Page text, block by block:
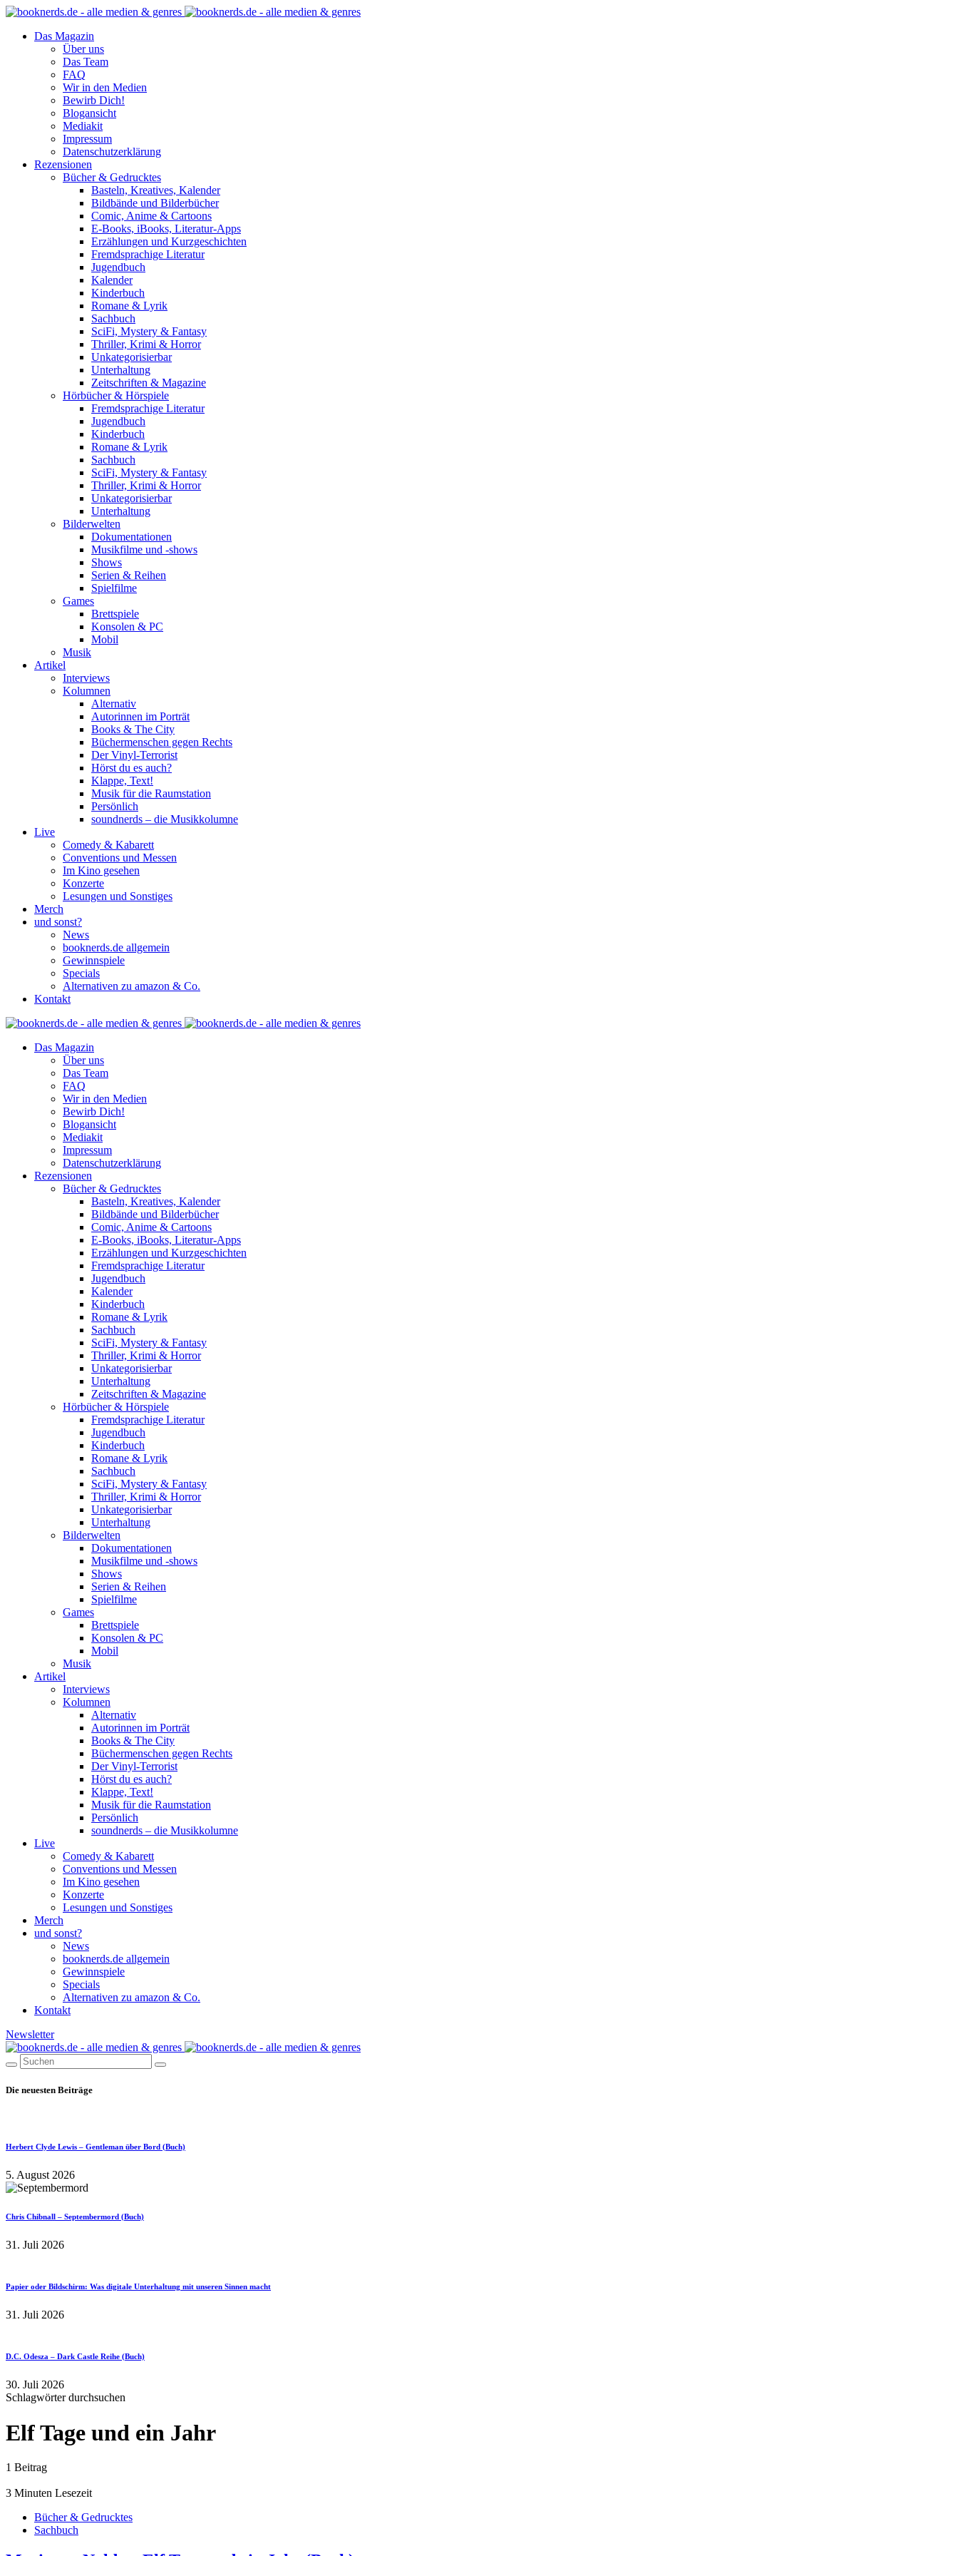
Das Magazin
Über uns
Das Team
FAQ
Wir in den Medien
Bewirb Dich!
Blogansicht
Mediakit
Impressum
Datenschutzerklärung
Rezensionen
Bücher & Gedrucktes
Basteln, Kreatives, Kalender
Bildbände und Bilderbücher
Comic, Anime & Cartoons
E-Books, iBooks, Literatur-Apps
Erzählungen und Kurzgeschichten
Fremdsprachige Literatur
Jugendbuch
Kalender
Kinderbuch
Romane & Lyrik
Sachbuch
SciFi, Mystery & Fantasy
Thriller, Krimi & Horror
Unkategorisierbar
Unterhaltung
Zeitschriften & Magazine
Hörbücher & Hörspiele
Fremdsprachige Literatur
Jugendbuch
Kinderbuch
Romane & Lyrik
Sachbuch
SciFi, Mystery & Fantasy
Thriller, Krimi & Horror
Unkategorisierbar
Unterhaltung
Bilderwelten
Dokumentationen
Musikfilme und -shows
Shows
Serien & Reihen
Spielfilme
Games
Brettspiele
Konsolen & PC
Mobil
Musik
Artikel
Interviews
Kolumnen
Alternativ
Autorinnen im Porträt
Books & The City
Büchermenschen gegen Rechts
Der Vinyl-Terrorist
Hörst du es auch?
Klappe, Text!
Musik für die Raumstation
Persönlich
soundnerds – die Musikkolumne
Live
Comedy & Kabarett
Conventions und Messen
Im Kino gesehen
Konzerte
Lesungen und Sonstiges
Merch
und sonst?
News
booknerds.de allgemein
Gewinnspiele
Specials
Alternativen zu amazon & Co.
Kontakt
Das Magazin
Über uns
Das Team
FAQ
Wir in den Medien
Bewirb Dich!
Blogansicht
Mediakit
Impressum
Datenschutzerklärung
Rezensionen
Bücher & Gedrucktes
Basteln, Kreatives, Kalender
Bildbände und Bilderbücher
Comic, Anime & Cartoons
E-Books, iBooks, Literatur-Apps
Erzählungen und Kurzgeschichten
Fremdsprachige Literatur
Jugendbuch
Kalender
Kinderbuch
Romane & Lyrik
Sachbuch
SciFi, Mystery & Fantasy
Thriller, Krimi & Horror
Unkategorisierbar
Unterhaltung
Zeitschriften & Magazine
Hörbücher & Hörspiele
Fremdsprachige Literatur
Jugendbuch
Kinderbuch
Romane & Lyrik
Sachbuch
SciFi, Mystery & Fantasy
Thriller, Krimi & Horror
Unkategorisierbar
Unterhaltung
Bilderwelten
Dokumentationen
Musikfilme und -shows
Shows
Serien & Reihen
Spielfilme
Games
Brettspiele
Konsolen & PC
Mobil
Musik
Artikel
Interviews
Kolumnen
Alternativ
Autorinnen im Porträt
Books & The City
Büchermenschen gegen Rechts
Der Vinyl-Terrorist
Hörst du es auch?
Klappe, Text!
Musik für die Raumstation
Persönlich
soundnerds – die Musikkolumne
Live
Comedy & Kabarett
Conventions und Messen
Im Kino gesehen
Konzerte
Lesungen und Sonstiges
Merch
und sonst?
News
booknerds.de allgemein
Gewinnspiele
Specials
Alternativen zu amazon & Co.
Kontakt
Newsletter
Die neuesten Beiträge
Herbert Clyde Lewis – Gentleman über Bord (Buch)
5. August 2026
Chris Chibnall – Septembermord (Buch)
31. Juli 2026
Papier oder Bildschirm: Was digitale Unterhaltung mit unseren Sinnen macht
31. Juli 2026
D.C. Odesza – Dark Castle Reihe (Buch)
30. Juli 2026
Schlagwörter durchsuchen
Elf Tage und ein Jahr
1 Beitrag
3 Minuten Lesezeit
Bücher & Gedrucktes
Sachbuch